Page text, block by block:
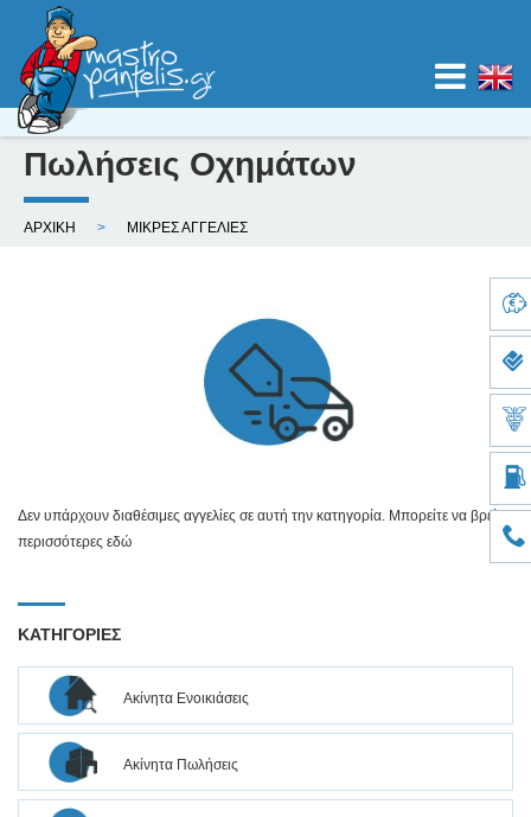
ΑΡΧΙΚΗ
Πωλήσεις Οχημάτων
ΑΡΧΙΚΗ ΜΙΚΡΕΣ ΑΓΓΕΛΙΕΣ
Δεν υπάρχουν διαθέσιμες αγγελίες σε αυτή την κατηγορία. Μπορείτε να βρείτε
περισσότερες εδώ
ΚΑΤΗΓΟΡΙΕΣ
Ακίνητα Ενοικιάσεις
Ακίνητα Πωλήσεις